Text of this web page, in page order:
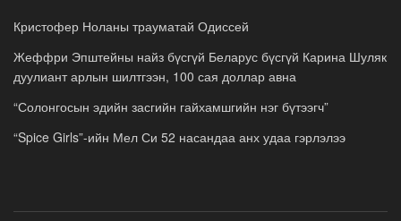
Кристофер Ноланы трауматай Одиссей
Жеффри Эпштейны найз бүсгүй Беларус бүсгүй Карина Шуляк
дуулиант арлын шилтгээн, 100 сая доллар авна
“Солонгосын эдийн засгийн гайхамшгийн нэг бүтээгч”
“Spice Girls”-ийн Мел Си 52 насандаа анх удаа гэрлэлээ